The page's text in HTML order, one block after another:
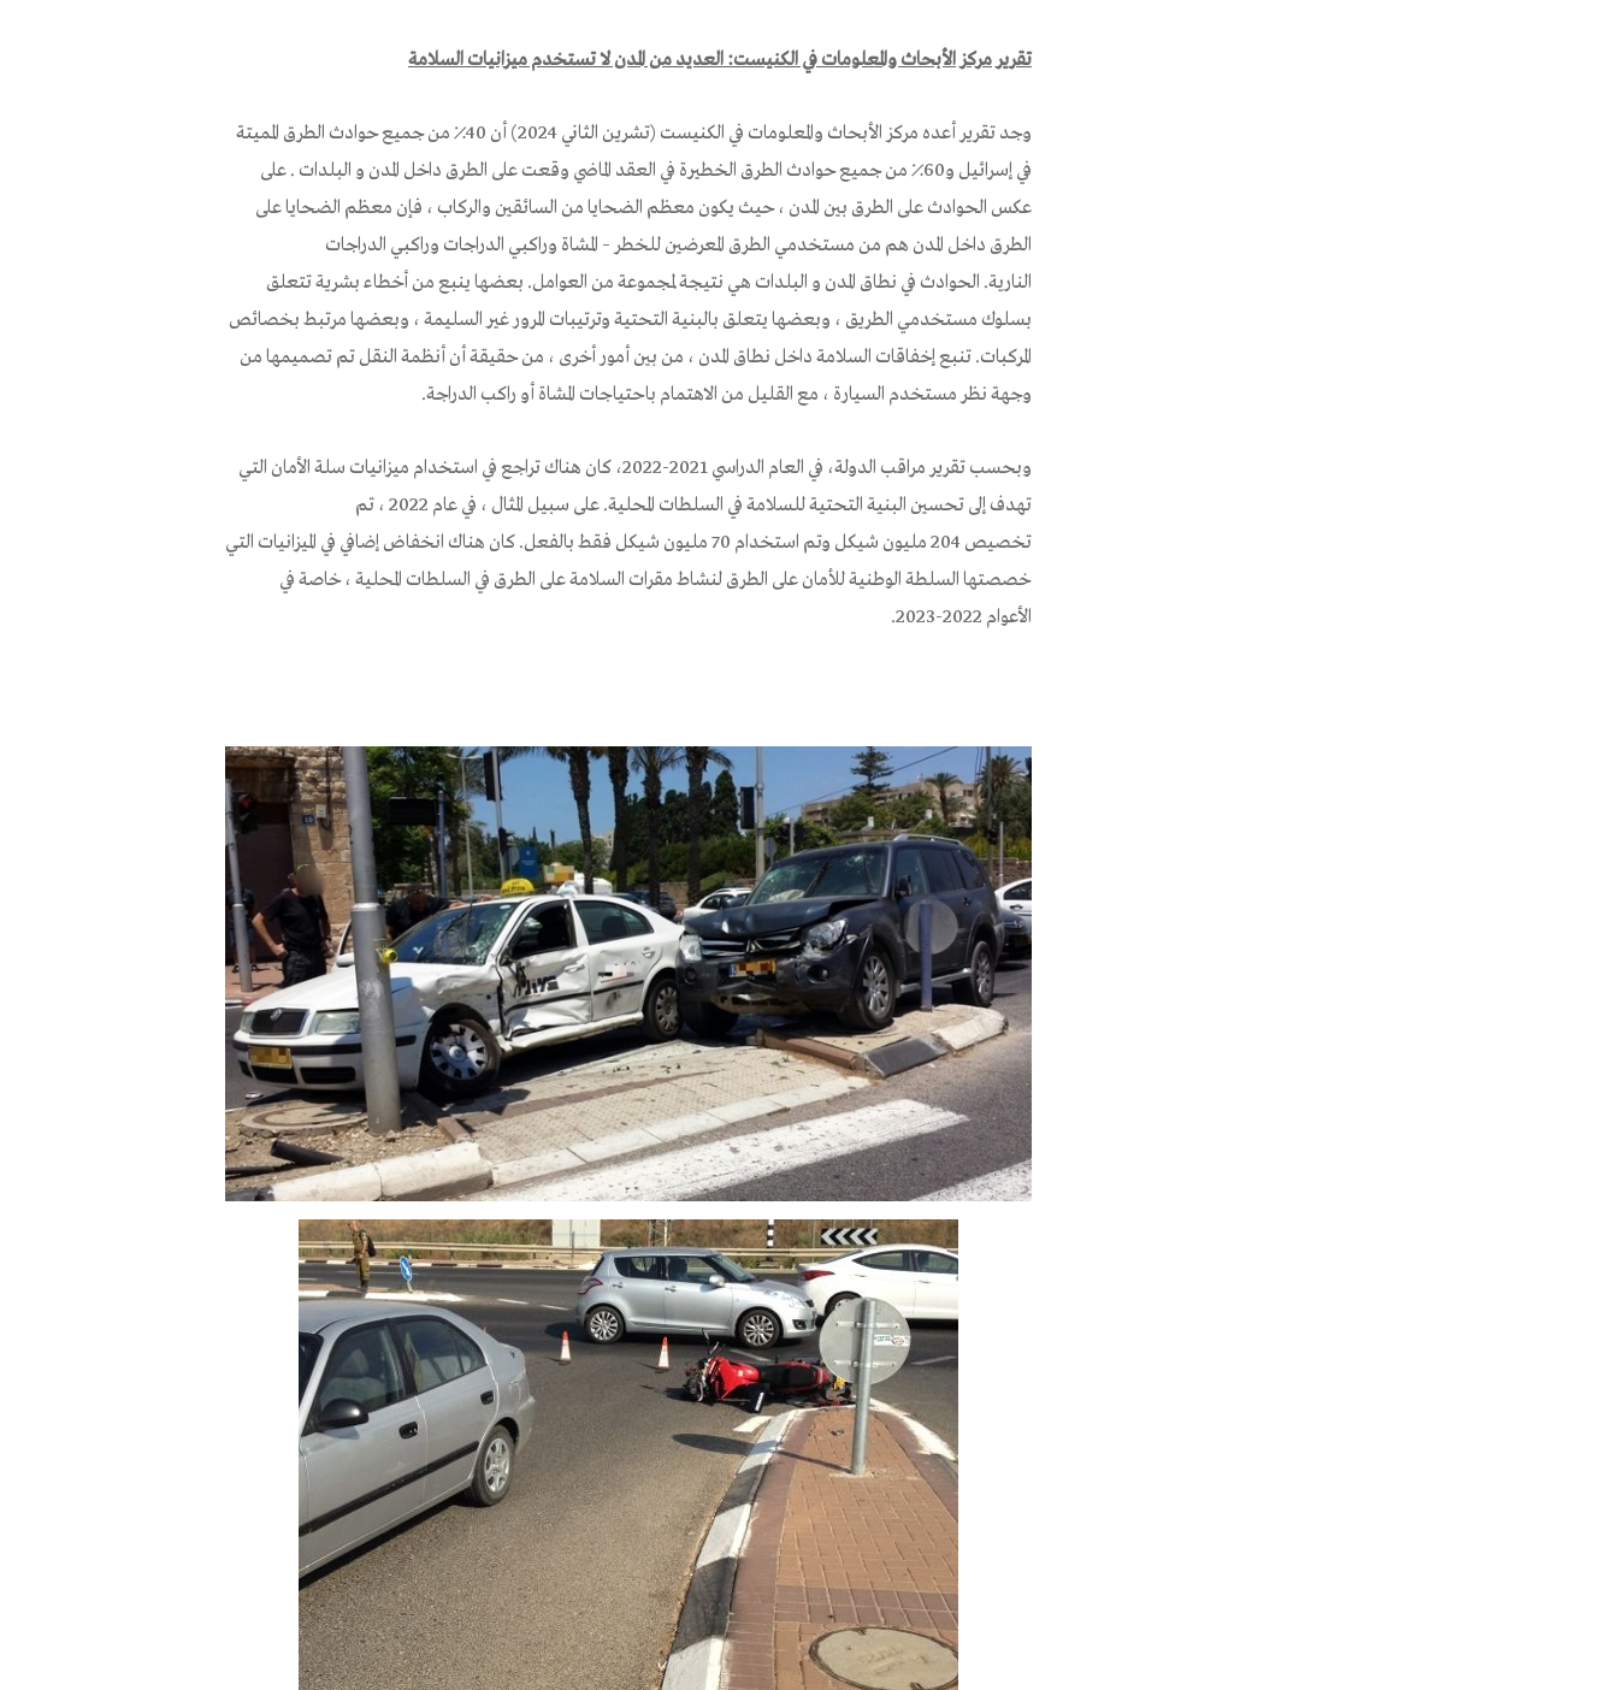
تقرير مركز الأبحاث والمعلومات في الكنيست: العديد من المدن لا تستخدم ميزانيات السلامة
وجد تقرير أعده مركز الأبحاث والمعلومات في الكنيست (تشرين الثاني 2024) أن 40٪ من جميع حوادث الطرق المميتة
في إسرائيل و60٪ من جميع حوادث الطرق الخطيرة في العقد الماضي وقعت على الطرق داخل المدن و البلدات . على
عكس الحوادث على الطرق بين المدن ، حيث يكون معظم الضحايا من السائقين والركاب ، فإن معظم الضحايا على
الطرق داخل المدن هم من مستخدمي الطرق المعرضين للخطر – المشاة وراكبي الدراجات وراكبي الدراجات
النارية. الحوادث في نطاق المدن و البلدات هي نتيجة لمجموعة من العوامل. بعضها ينبع من أخطاء بشرية تتعلق
بسلوك مستخدمي الطريق ، وبعضها يتعلق بالبنية التحتية وترتيبات المرور غير السليمة ، وبعضها مرتبط بخصائص
المركبات. تنبع إخفاقات السلامة داخل نطاق المدن ، من بين أمور أخرى ، من حقيقة أن أنظمة النقل تم تصميمها من
وجهة نظر مستخدم السيارة ، مع القليل من الاهتمام باحتياجات المشاة أو راكب الدراجة.
وبحسب تقرير مراقب الدولة، في العام الدراسي 2021-2022، كان هناك تراجع في استخدام ميزانيات سلة الأمان التي
تهدف إلى تحسين البنية التحتية للسلامة في السلطات المحلية. على سبيل المثال ، في عام 2022 ، تم
تخصيص 204 مليون شيكل وتم استخدام 70 مليون شيكل فقط بالفعل. كان هناك انخفاض إضافي في الميزانيات التي
خصصتها السلطة الوطنية للأمان على الطرق لنشاط مقرات السلامة على الطرق في السلطات المحلية ، خاصة في
الأعوام 2022-2023.